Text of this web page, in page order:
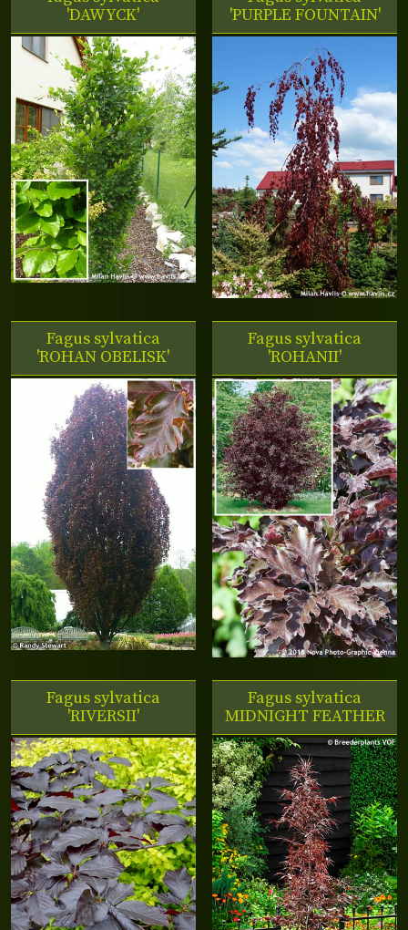
'DAWYCK'
'PURPLE FOUNTAIN'
Fagus sylvatica
'ROHAN OBELISK'
Fagus sylvatica
'ROHANII'
Fagus sylvatica
'RIVERSII'
Fagus sylvatica
MIDNIGHT FEATHER